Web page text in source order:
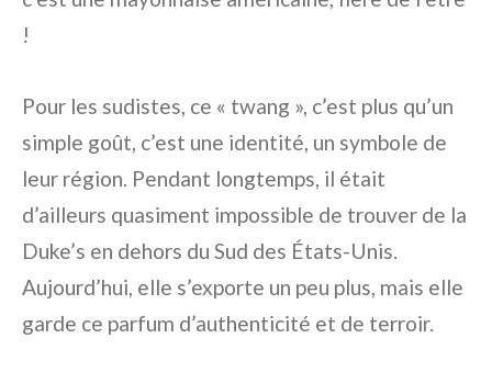
!
Pour les sudistes, ce « twang », c’est plus qu’un
simple goût, c’est une identité, un symbole de
leur région. Pendant longtemps, il était
d’ailleurs quasiment impossible de trouver de la
Duke’s en dehors du Sud des États-Unis.
Aujourd’hui, elle s’exporte un peu plus, mais elle
garde ce parfum d’authenticité et de terroir.